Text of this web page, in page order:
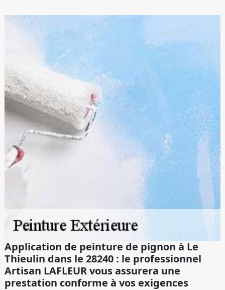
Application de peinture de pignon à Le
Thieulin dans le 28240 : le professionnel
Artisan LAFLEUR vous assurera une
prestation conforme à vos exigences